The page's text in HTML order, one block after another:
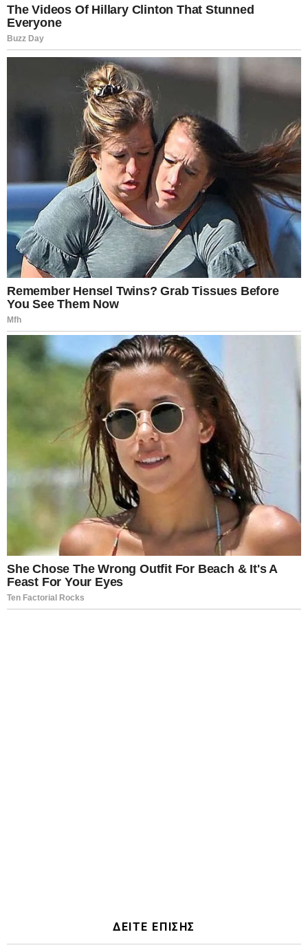
ΔΕΙΤΕ ΕΠΙΣΗΣ